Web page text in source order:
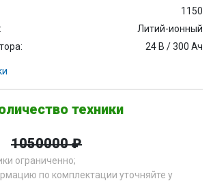
1150
Литий-ионный
24 В / 300 Ач
техники
1050000 ₽
ограниченно;
по комплектации уточняйте у